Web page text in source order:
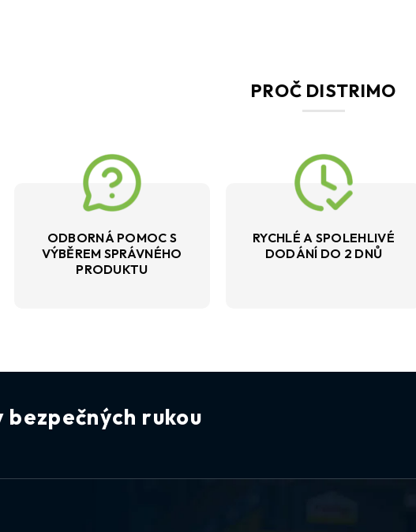
PROČ DISTRIMO
ODBORNÁ POMOC S
VÝBĚREM SPRÁVNÉHO
PRODUKTU
RYCHLÉ A SPOLEHLIVÉ
DODÁNÍ DO 2 DNŮ
rukou